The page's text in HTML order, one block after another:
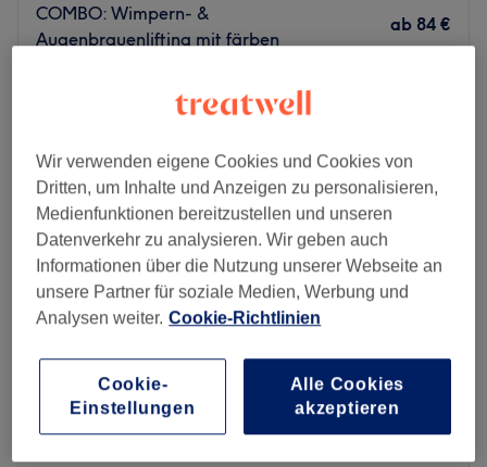
COMBO: Wimpern- &
Augenbrauenlifting mit färben
ab 84 €
Spare bis zu 20%
Schnellansicht Saloninfos
Montag 10:00– 19:00
Dienstag
10:00–19:00
Mittwoch
10:00–19:00
Donnerstag
10:00–19:00
Freitag
10:00–19:00
Samstag
10:00– 19:00
Sonntag
Geschlossen
V1 Vee1 ist eine renommierte Beauty Bar, die sich in der
pulsierenden Stadt Berlin befindet. Mit seiner zentralen
Lage zieht sie Kunden aus allen Teilen der Stadt an, die
sich eine qualitativ hochwertige Behandlung wünschen.
Wir verwenden eigene Cookies und Cookies von
Dritten, um Inhalte und Anzeigen zu personalisieren,
Medienfunktionen bereitzustellen und unseren
Datenverkehr zu analysieren. Wir geben auch
Informationen über die Nutzung unserer Webseite an
unsere Partner für soziale Medien, Werbung und
Analysen weiter. Cookie-Richtlinien
Cookie-
Einstellungen
Alle Cookies
akzeptieren